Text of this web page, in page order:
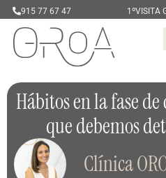
915 77 67 47 1ºVISITA
Hábitos en la fase
que debemos
Clínica